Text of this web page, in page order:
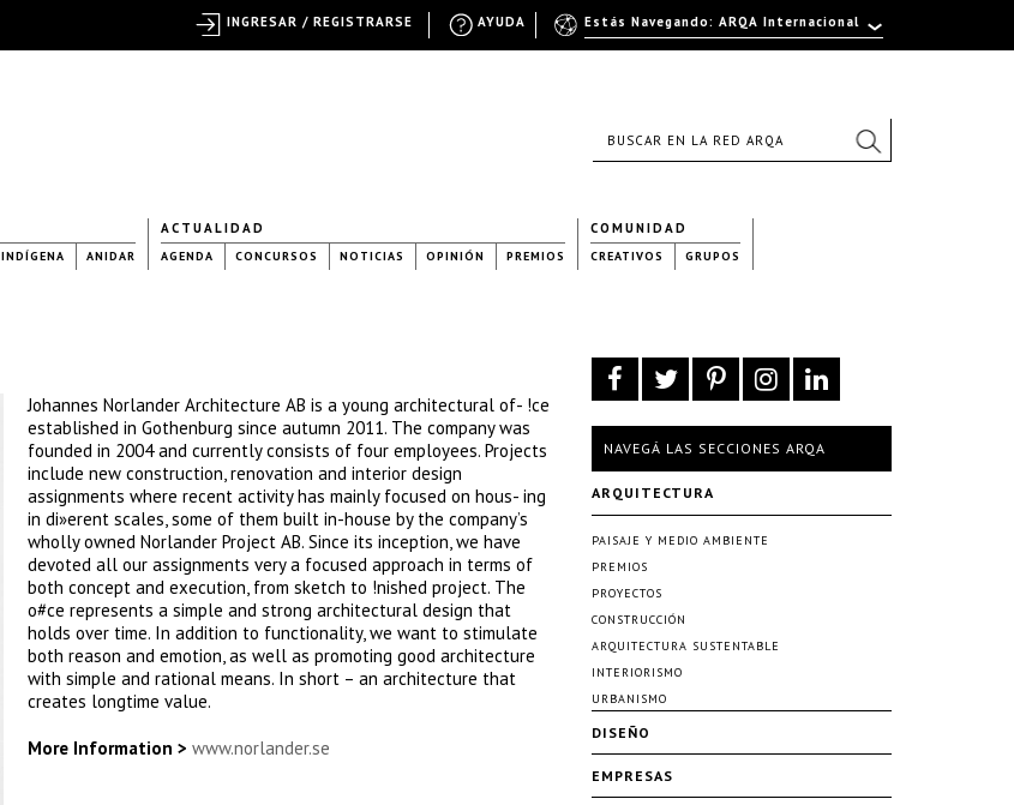
INDÍGENA ANIDAR
ACTUALIDAD
AGENDA CONCURSOS NOTICIAS OPINIÓN PREMIOS
COMUNIDAD
CREATIVOS GRUPOS
Johannes Norlander Architecture AB is a young architectural of- !ce
established in Gothenburg since autumn 2011. The company was
founded in 2004 and currently consists of four employees. Projects
include new construction, renovation and interior design
assignments where recent activity has mainly focused on hous- ing
in di»erent scales, some of them built in-house by the company’s
wholly owned Norlander Project AB. Since its inception, we have
devoted all our assignments very a focused approach in terms of
both concept and execution, from sketch to !nished project. The
o#ce represents a simple and strong architectural design that
holds over time. In addition to functionality, we want to stimulate
both reason and emotion, as well as promoting good architecture
with simple and rational means. In short – an architecture that
creates longtime value.
More Information > www.norlander.se
NAVEGÁ LAS SECCIONES ARQA
ARQUITECTURA
PAISAJE Y MEDIO AMBIENTE
PREMIOS
PROYECTOS
CONSTRUCCIÓN
ARQUITECTURA SUSTENTABLE
INTERIORISMO
URBANISMO
DISEÑO
EMPRESAS
Estás Navegando: ARQA Internacional
AYUDA
INGRESAR / REGISTRARSE